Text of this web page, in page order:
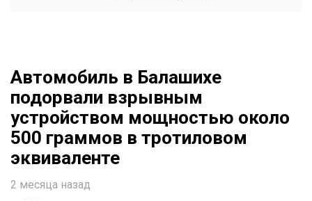
Автомобиль в Балашихе
подорвали взрывным
устройством мощностью около
500 граммов в тротиловом
эквиваленте
2 месяца назад